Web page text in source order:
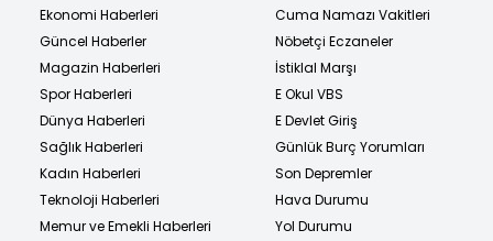
Ekonomi Haberleri
Güncel Haberler
Magazin Haberleri
Spor Haberleri
Dünya Haberleri
Sağlık Haberleri
Kadın Haberleri
Teknoloji Haberleri
Memur ve Emekli Haberleri
Cuma Namazı Vakitleri
Nöbetçi Eczaneler
İstiklal Marşı
E Okul VBS
E Devlet Giriş
Günlük Burç Yorumları
Son Depremler
Hava Durumu
Yol Durumu